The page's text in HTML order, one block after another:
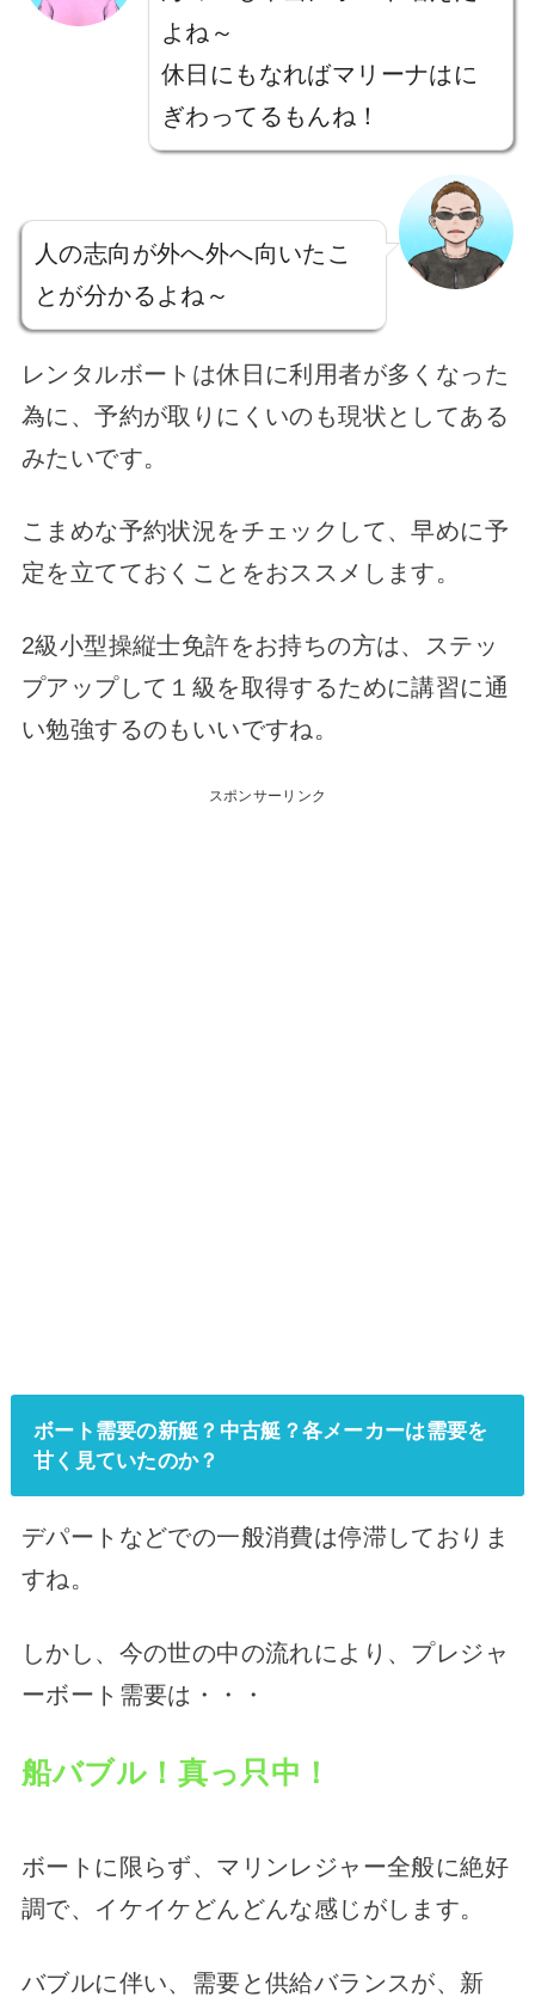
よね～
休日にもなればマリーナはに
ぎわってるもんね！
人の志向が外へ外へ向いたこ
とが分かるよね～
レンタルボートは休日に利用者が多くなった
為に、予約が取りにくいのも現状としてある
みたいです。
こまめな予約状況をチェックして、早めに予
定を立てておくことをおススメします。
2級小型操縦士免許をお持ちの方は、ステッ
プアップして１級を取得するために講習に通
い勉強するのもいいですね。
スポンサーリンク
ボート需要の新艇？中古艇？各メーカーは需要を
甘く見ていたのか？
デパートなどでの一般消費は停滞しておりま
すね。
しかし、今の世の中の流れにより、プレジャ
ーボート需要は・・・
船バブル！真っ只中！
ボートに限らず、マリンレジャー全般に絶好
調で、イケイケどんどんな感じがします。
バブルに伴い、需要と供給バランスが、新